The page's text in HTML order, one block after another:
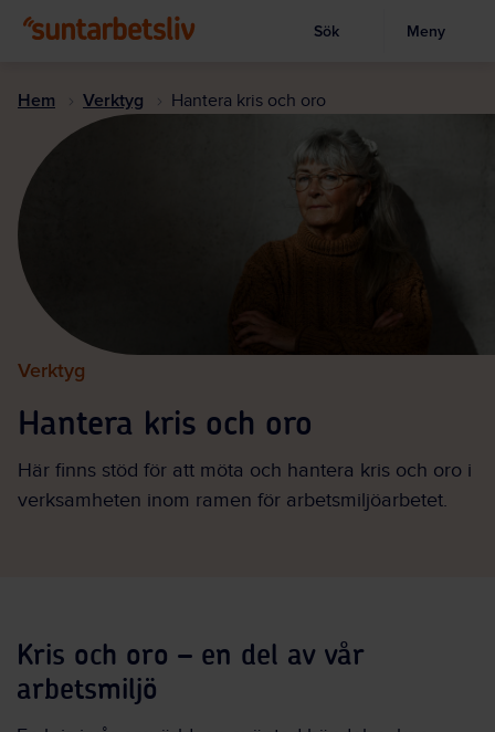
till
huvudinnehållet
Visa sökruta
Sök Meny
Hem Verktyg Hantera kris och oro
Verktyg
Hantera kris och oro
Här finns stöd för att möta och hantera kris och oro i
verksamheten inom ramen för arbetsmiljöarbetet.
Kris och oro – en del av vår
arbetsmiljö